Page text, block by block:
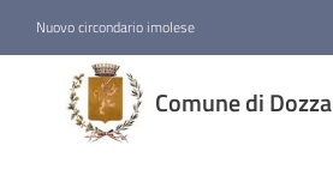
Nuovo circondario imolese
Comune di Dozza
Comune
di
Dozza